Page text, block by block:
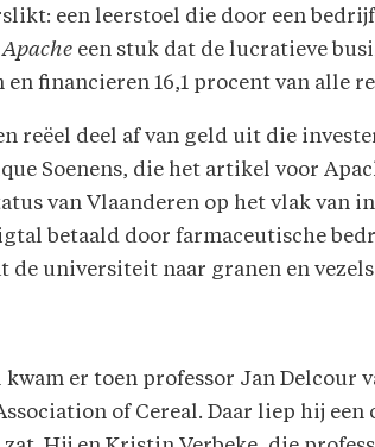
een leerstoel die door een
Apache een stuk dat de lucratieve
en financieren 16,1 procent van alle
reëel deel af van geld uit die
Soenens, die het artikel voor
van Vlaanderen op het vlak van
betaald door farmaceutische
universiteit naar granen en
er toen professor Jan
of Cereal. Daar liep hij